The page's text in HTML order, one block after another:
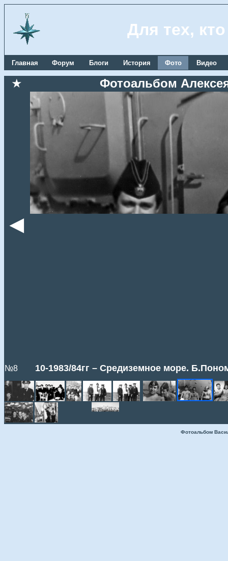
Для тех,
Главная Форум Блоги История Фото Видео
★ Фотоальбом
◄
№8 10-1983/84гг – Средиземное море.
Фотоальбом